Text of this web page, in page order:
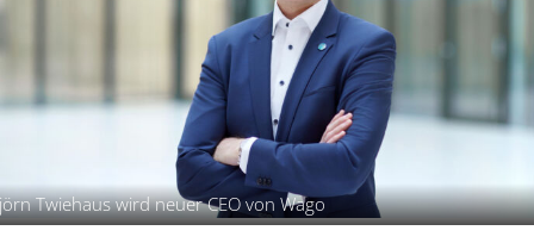
c
u
n
g
r
k
t
Twiehaus wird neuer CEO von Wago